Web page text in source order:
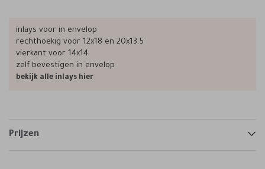
inlays voor in envelop
rechthoekig voor 12x18 en 20x13.5
vierkant voor 14x14
zelf bevestigen in envelop
bekijk alle inlays hier
Prijzen